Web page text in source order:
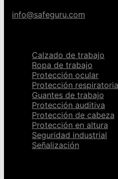
info@safeguru.com
Calzado de trabajo
Ropa de trabajo
Protección ocular
Protección respiratoria
Guantes de trabajo
Protección auditiva
Protección de cabeza
Protección en altura
Seguridad industrial
Señalización